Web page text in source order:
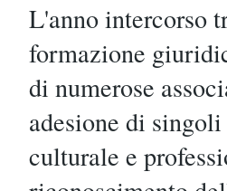
L'anno intercorso
formazione
di numerose
adesione di
culturale e